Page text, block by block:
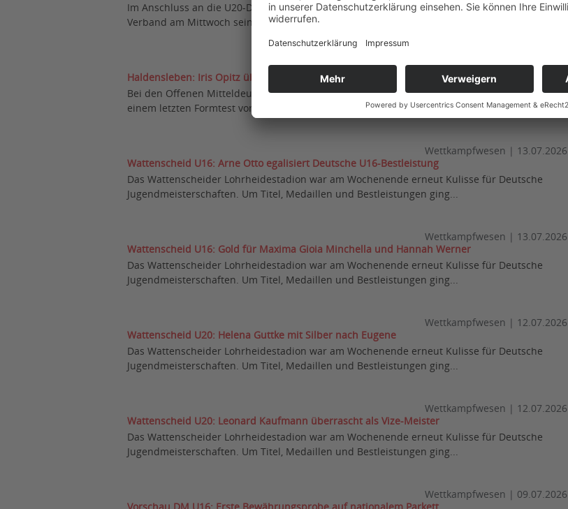
Im Anschluss an die U20-DM in Bochum-Wattenscheid gab der Deutsche Leichtathletik-
Verband am Mittwoch seinen Kader für die U20-Weltmeisterschaften in...
Wettkampfwesen|14.07.2026
Haldensleben: Iris Opitz überrascht vom und mit W60-Weltrekord
Bei den Offenen Mitteldeutschen Meisterschaften in Haldensleben unterzog sich Iris Opitz
einem letzten Formtest vor den Deutschen Meisterschaften der...
Wettkampfwesen | 13.07.2026
Wattenscheid U16: Arne Otto egalisiert Deutsche U16-Bestleistung
Das Wattenscheider Lohrheidestadion war am Wochenende erneut Kulisse für Deutsche
Jugendmeisterschaften. Um Titel, Medaillen und Bestleistungen ging...
Wettkampfwesen | 13.07.2026
Wattenscheid U16: Gold für Maxima Gioia Minchella und Hannah Werner
Das Wattenscheider Lohrheidestadion war am Wochenende erneut Kulisse für Deutsche
Jugendmeisterschaften. Um Titel, Medaillen und Bestleistungen ging...
Wettkampfwesen | 12.07.2026
Wattenscheid U20: Helena Guttke mit Silber nach Eugene
Das Wattenscheider Lohrheidestadion war am Wochenende erneut Kulisse für Deutsche
Jugendmeisterschaften. Um Titel, Medaillen und Bestleistungen ging...
Wettkampfwesen | 12.07.2026
Wattenscheid U20: Leonard Kaufmann überrascht als Vize-Meister
Das Wattenscheider Lohrheidestadion war am Wochenende erneut Kulisse für Deutsche
Jugendmeisterschaften. Um Titel, Medaillen und Bestleistungen ging...
Wettkampfwesen | 09.07.2026